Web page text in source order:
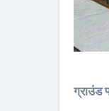
ग्राउंड